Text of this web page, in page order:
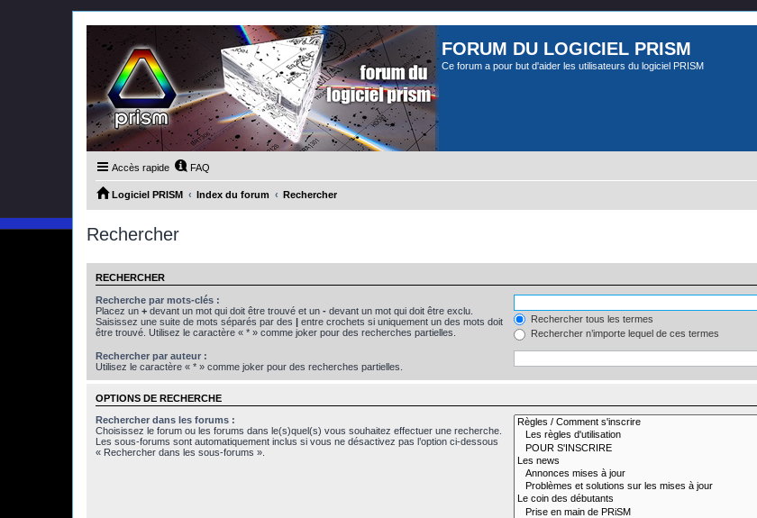
FORUM DU LOGICIEL PRISM
Ce forum a pour but d'aider les utilisateurs du logiciel PRISM
Accès rapide FAQ
Logiciel PRISM Index du forum Rechercher
Rechercher
RECHERCHER
Recherche par mots-clés :
Placez un + devant un mot qui doit être trouvé et un - devant un mot qui doit être exclu.
Saisissez une suite de mots séparés par des | entre crochets si uniquement un des mots doit
être trouvé. Utilisez le caractère « * » comme joker pour des recherches partielles.
Rechercher tous les termes
Rechercher n’importe lequel de ces termes
Rechercher par auteur :
Utilisez le caractère « * » comme joker pour des recherches partielles.
OPTIONS DE RECHERCHE
Rechercher dans les forums :
Choisissez le forum ou les forums dans le(s)quel(s) vous souhaitez effectuer une recherche.
Les sous-forums sont automatiquement inclus si vous ne désactivez pas l’option ci-dessous
« Rechercher dans les sous-forums ».